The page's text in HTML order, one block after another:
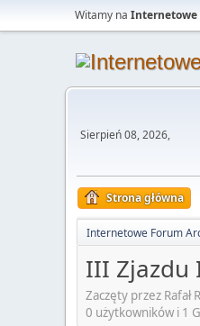
Witamy na Internetowe
Sierpień 08, 2026,
Strona główna
Internetowe Forum
III Zjazdu
Zaczęty przez
0 użytkowników i 1